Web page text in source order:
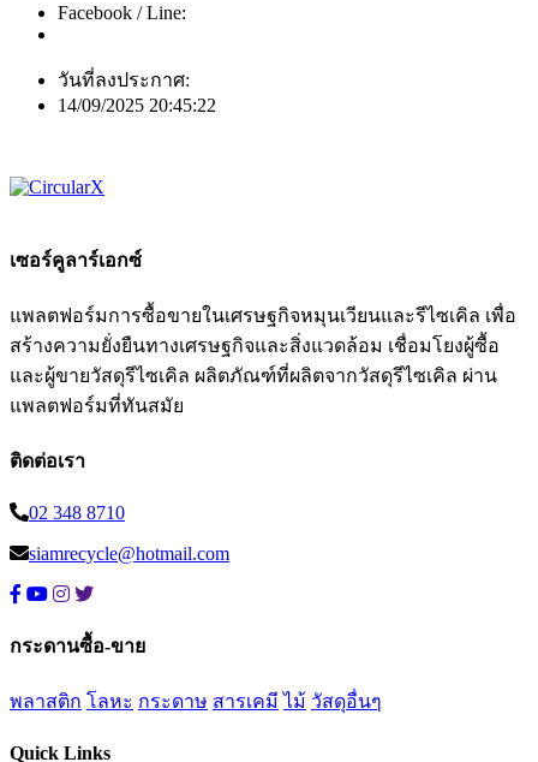
Facebook / Line:
วันที่ลงประกาศ:
14/09/2025 20:45:22
เซอร์คูลาร์เอกซ์
แพลตฟอร์มการซื้อขายในเศรษฐกิจหมุนเวียนและรีไซเคิล เพื่อ
สร้างความยั่งยืนทางเศรษฐกิจและสิ่งแวดล้อม เชื่อมโยงผู้ซื้อ
และผู้ขายวัสดุรีไซเคิล ผลิตภัณฑ์ที่ผลิตจากวัสดุรีไซเคิล ผ่าน
แพลตฟอร์มที่ทันสมัย
ติดต่อเรา
02 348 8710
siamrecycle@hotmail.com
กระดานซื้อ-ขาย
พลาสติก โลหะ กระดาษ สารเคมี ไม้ วัสดุอื่นๆ
Quick Links